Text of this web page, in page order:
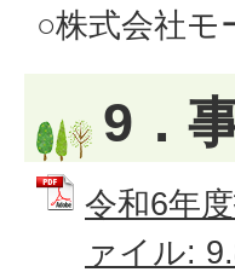
○株式会社
9．
令和6年
ァイル: